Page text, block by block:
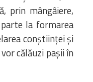
prin mângâiere,
la formarea
conștiinței și
călăuzi pașii în